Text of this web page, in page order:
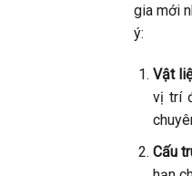
gia mới
ý:
Vật
vị trí
Cấu